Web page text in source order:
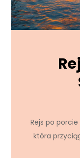
Rejs po
która